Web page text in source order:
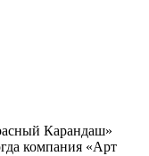
Карандаш»
компания «Арт